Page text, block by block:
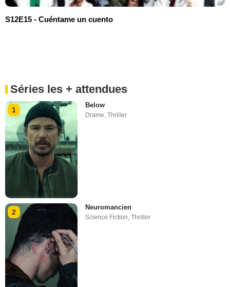
S12E15 - Cuéntame un cuento
Séries les + attendues
1
Below
Drame,Thriller
2
Neuromancien
Science Fiction ,Thriller